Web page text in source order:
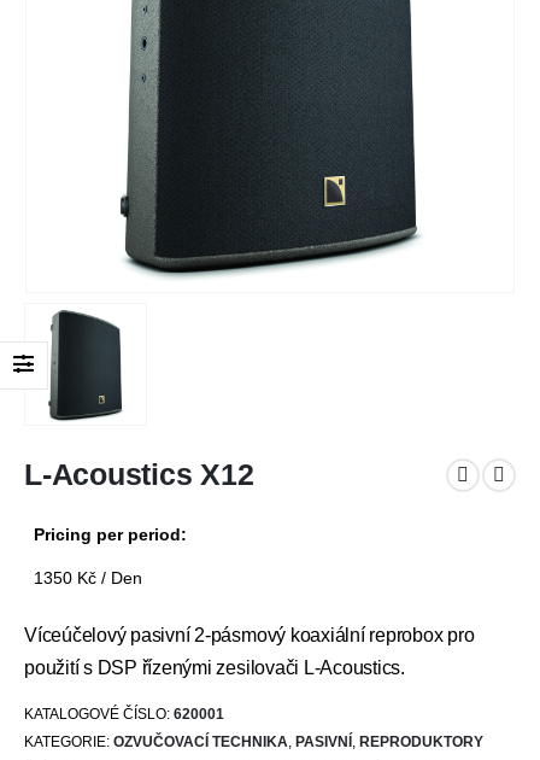
L-Acoustics X12
Pricing per period:
1350 Kč / Den
Víceúčelový pasivní 2-pásmový koaxiální reprobox pro
použití s DSP řízenými zesilovači L-Acoustics.
KATALOGOVÉ ČÍSLO: 620001
KATEGORIE: OZVUČOVACÍ TECHNIKA, PASIVNÍ , REPRODUKTORY